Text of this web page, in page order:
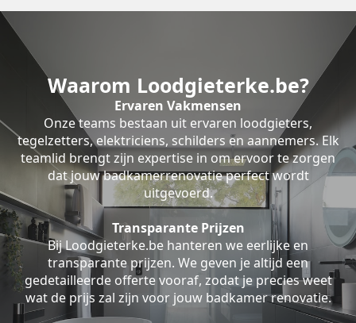
Waarom Loodgieterke.be?
Ervaren Vakmensen
Onze teams bestaan uit ervaren loodgieters,
tegelzetters, elektriciens, schilders en aannemers. Elk
teamlid brengt zijn expertise in om ervoor te zorgen
dat jouw badkamerrenovatie perfect wordt
uitgevoerd.
Transparante Prijzen
Bij Loodgieterke.be hanteren we eerlijke en
transparante prijzen. We geven je altijd een
gedetailleerde offerte vooraf, zodat je precies weet
wat de prijs zal zijn voor jouw badkamer renovatie.